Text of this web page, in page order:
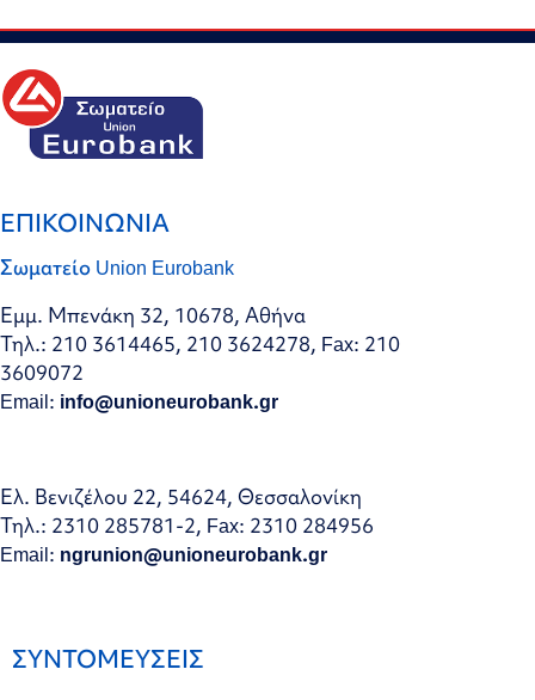
ΕΠΙΚΟΙΝΩΝΙΑ
Σωματείο Union Eurobank
Εμμ. Μπενάκη 32, 10678, Αθήνα
Τηλ.: 210 3614465, 210 3624278, Fax: 210
3609072
Email: info@unioneurobank.gr
Ελ. Βενιζέλου 22, 54624, Θεσσαλονίκη
Τηλ.: 2310 285781-2, Fax: 2310 284956
Email: ngrunion@unioneurobank.gr
ΣΥΝΤΟΜΕΥΣΕΙΣ